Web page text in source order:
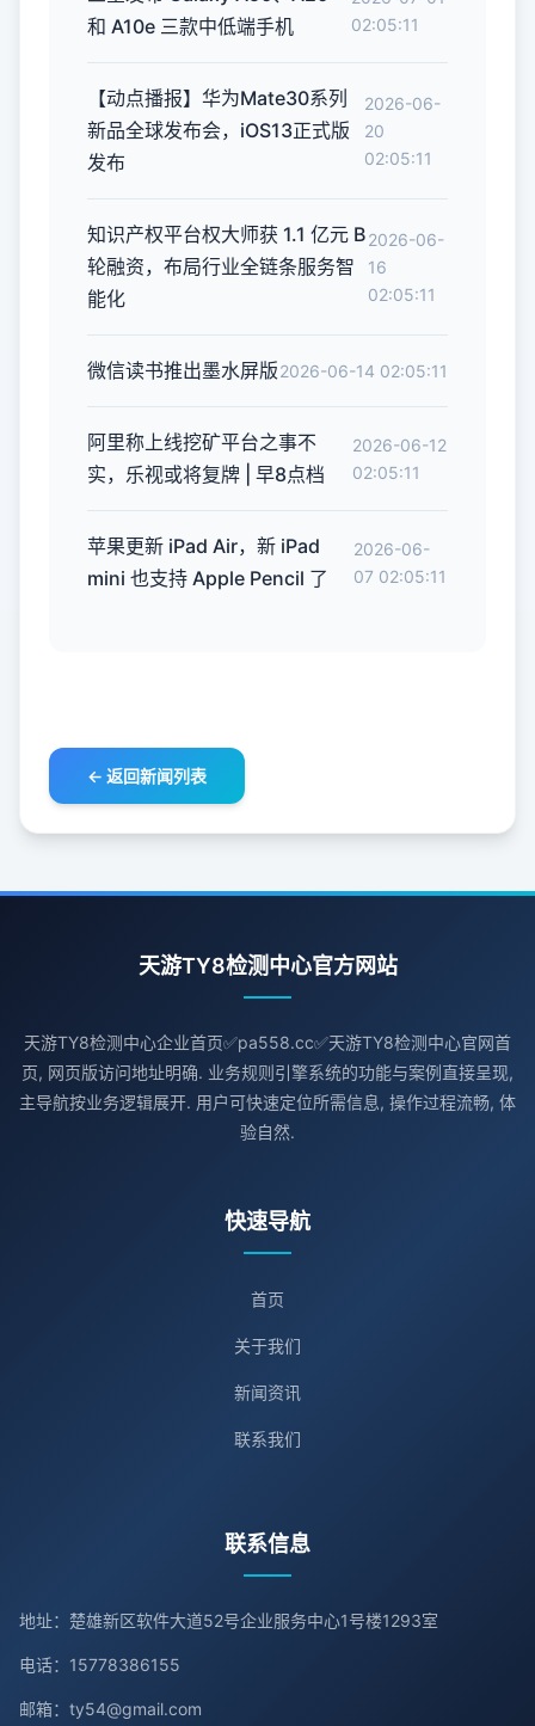
和 A10e 三款中低端手机
02:05:11
【动点播报】华为Mate30系列
新品全球发布会，iOS13正式版
发布
2026-06-
20
02:05:11
知识产权平台权大师获 1.1 亿元 B
轮融资，布局行业全链条服务智
能化
2026-06-
16
02:05:11
微信读书推出墨水屏版2026-06-14 02:05:11
阿里称上线挖矿平台之事不
实，乐视或将复牌 | 早8点档
2026-06-12
02:05:11
苹果更新 iPad Air，新 iPad
mini 也支持 Apple Pencil 了
2026-06-
07 02:05:11
← 返回新闻列表
天游TY8检测中心官方网站
天游TY8检测中心企业首页✅pa558.cc✅天游TY8检测中心官网首
页, 网页版访问地址明确. 业务规则引擎系统的功能与案例直接呈现,
主导航按业务逻辑展开. 用户可快速定位所需信息, 操作过程流畅, 体
验自然.
快速导航
首页
关于我们
新闻资讯
联系我们
联系信息
地址：楚雄新区软件大道52号企业服务中心1号楼1293室
电话：15778386155
邮箱：ty54@gmail.com